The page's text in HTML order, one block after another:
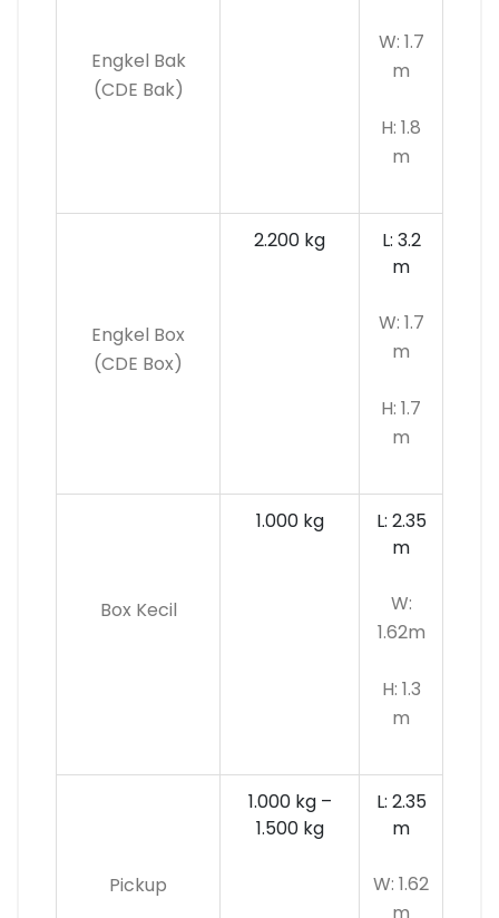
Engkel Bak
(CDE Bak)
W: 1.7
m
H: 1.8
m
Engkel Box
(CDE Box)
2.200 kg
L: 3.2
m
W: 1.7
m
H: 1.7
m
Box Kecil
1.000 kg
L: 2.35
m
W:
1.62m
H: 1.3
m
Pickup
1.000 kg –
1.500 kg
L: 2.35
m
W: 1.62
m